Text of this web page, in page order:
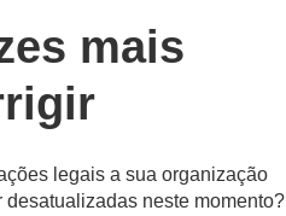
mais
legais a sua organização
neste momento?